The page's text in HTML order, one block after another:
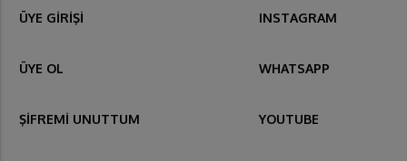
ÜYE GİRİŞİ
ÜYE OL
ŞİFREMİ UNUTTUM
INSTAGRAM
WHATSAPP
YOUTUBE